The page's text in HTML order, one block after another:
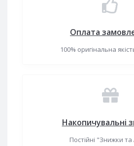
Оплата
100% оригінальна
Накопичувальні
Постійні "Знижки та